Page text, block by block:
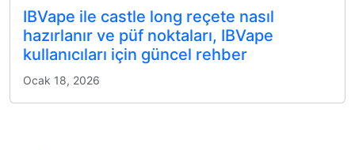
IBVape ile castle long reçete nasıl
hazırlanır ve püf noktaları, IBVape
kullanıcıları için güncel rehber
Ocak 18, 2026